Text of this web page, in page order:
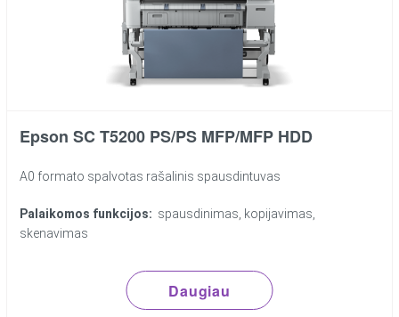
Epson SC T5200 PS/PS MFP/MFP HDD
A0 formato spalvotas rašalinis spausdintuvas
Palaikomos funkcijos: spausdinimas, kopijavimas,
skenavimas
Daugiau